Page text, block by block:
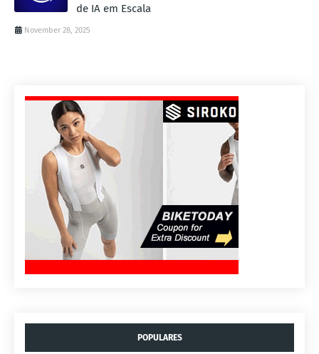
de IA em Escala
November 28, 2025
POPULARES